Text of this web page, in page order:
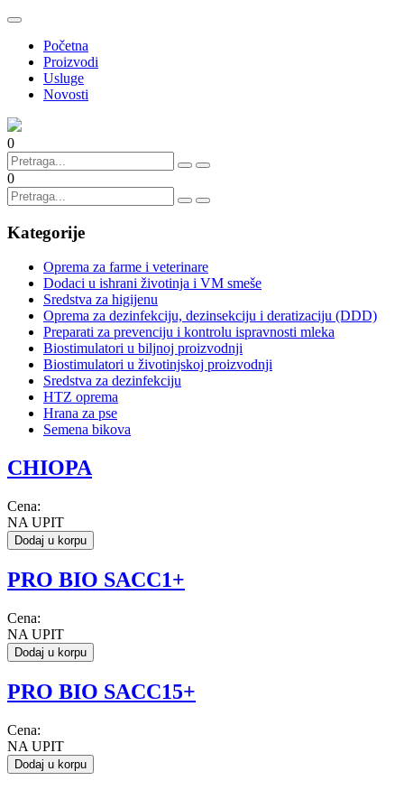
Početna
Proizvodi
Usluge
Novosti
0
0
Kategorije
Oprema za farme i veterinare
Dodaci u ishrani životinja i VM smeše
Sredstva za higijenu
Oprema za dezinfekciju, dezinsekciju i deratizaciju (DDD)
Preparati za prevenciju i kontrolu ispravnosti mleka
Biostimulatori u biljnoj proizvodnji
Biostimulatori u životinjskoj proizvodnji
Sredstva za dezinfekciju
HTZ oprema
Hrana za pse
Semena bikova
CHIOPA
Cena:
NA UPIT
Dodaj u korpu
PRO BIO SACC1+
Cena:
NA UPIT
Dodaj u korpu
PRO BIO SACC15+
Cena:
NA UPIT
Dodaj u korpu